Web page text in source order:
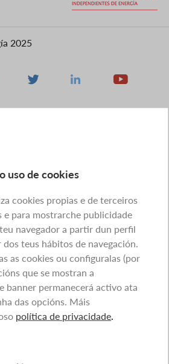
2025
X Linkedin Youtube
uso de cookies
cookies propias e de terceiros
e para mostrarche publicidade
navegador a partir dun perfil
teus hábitos de navegación.
as cookies ou configuralas (por
que se mostran a
banner permanecerá activo ata
das opcións. Máis
política de privacidade.